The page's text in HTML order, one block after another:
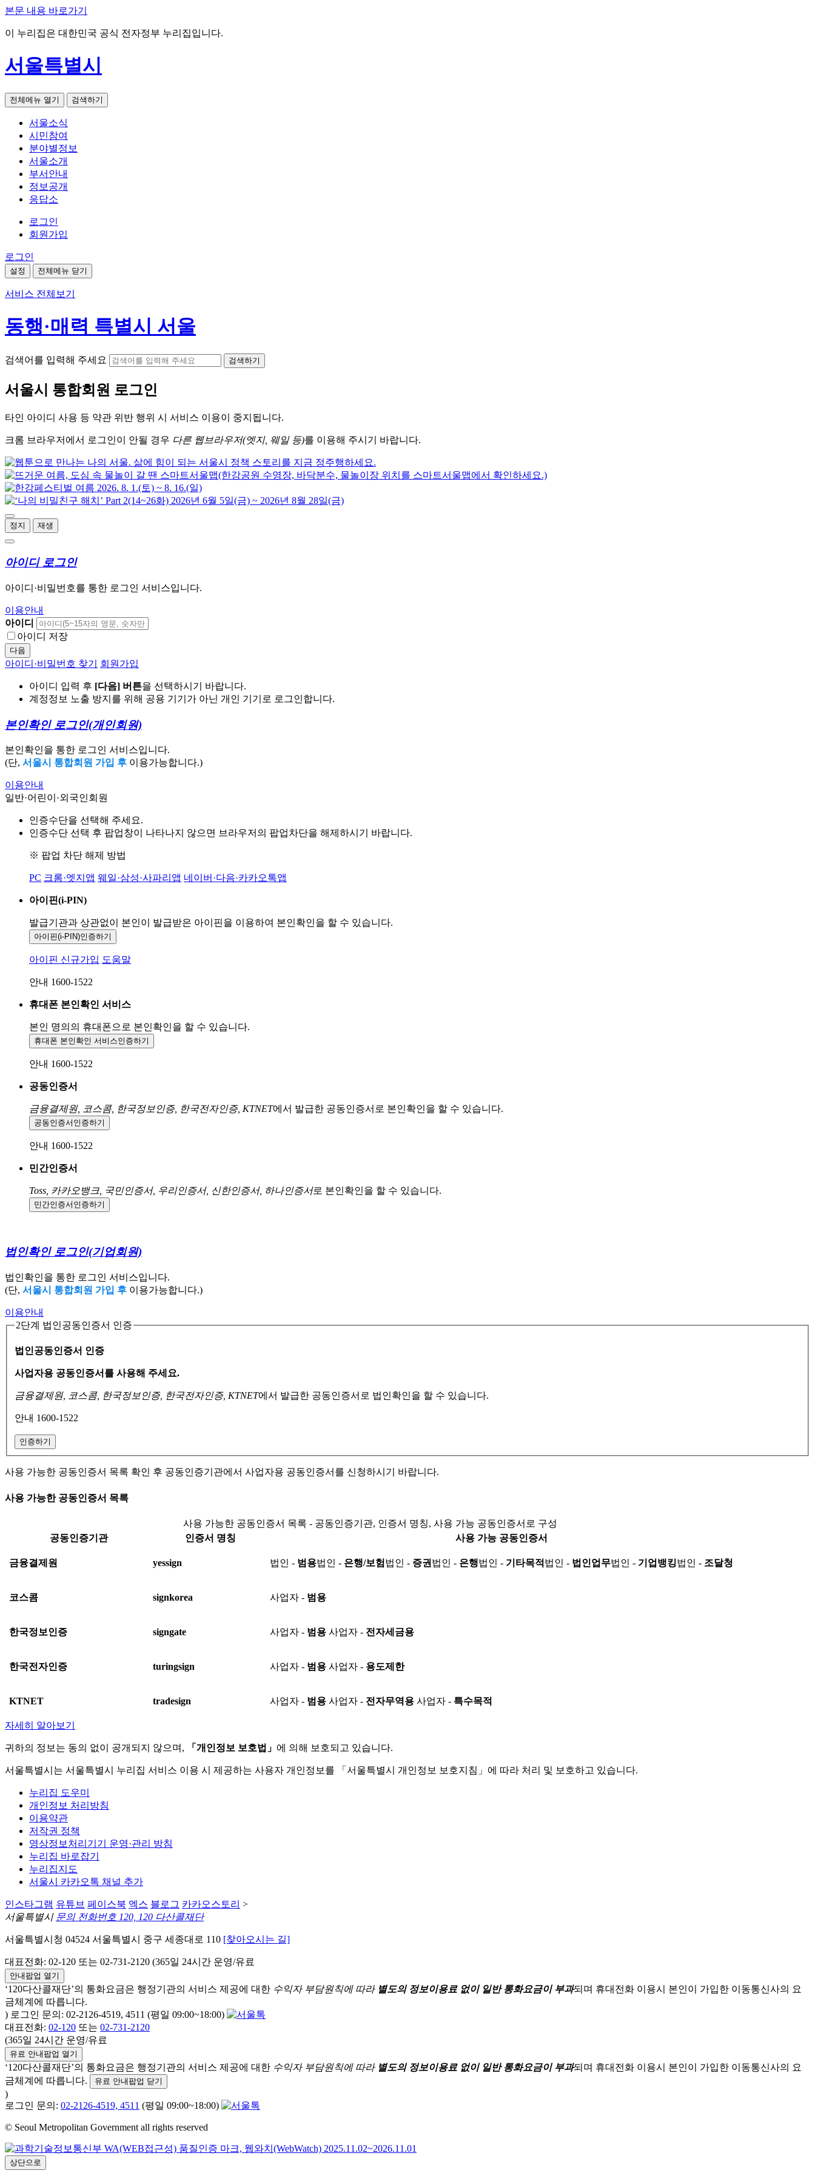
본문 내용 바로가기
이 누리집은 대한민국 공식 전자정부 누리집입니다.
서울특별시
전체메뉴 열기 검색하기
서울소식
시민참여
분야별정보
서울소개
부서안내
정보공개
응답소
로그인
회원가입
로그인
설정 전체메뉴 닫기
서비스 전체보기
동행·매력 특별시 서울
검색어를 입력해 주세요 검색하기
서울시 통합회원 로그인
타인 아이디 사용 등 약관 위반 행위 시 서비스 이용이 중지됩니다.
크롬 브라우저에서 로그인이 안될 경우 다른 웹브라우저(엣지, 웨일 등)를 이용해 주시기 바랍니다.
정지 재생
아이디 로그인
아이디·비밀번호를 통한 로그인 서비스입니다.
이용안내
아이디
아이디 저장
다음
아이디·비밀번호 찾기 회원가입
아이디 입력 후 [다음] 버튼을 선택하시기 바랍니다.
계정정보 노출 방지를 위해 공용 기기가 아닌 개인 기기로 로그인합니다.
본인확인 로그인(개인회원)
본인확인을 통한 로그인 서비스입니다.
(단, 서울시 통합회원 가입 후 이용가능합니다.)
이용안내
일반·어린이·외국인회원
인증수단을 선택해 주세요.
인증수단 선택 후 팝업창이 나타나지 않으면 브라우저의 팝업차단을 해제하시기 바랍니다.
※ 팝업 차단 해제 방법
PC 크롬·엣지앱 웨일·삼성·사파리앱 네이버·다음·카카오톡앱
아이핀(i-PIN)
발급기관과 상관없이 본인이 발급받은 아이핀을 이용하여 본인확인을 할 수 있습니다.
아이핀(i-PIN)인증하기
아이핀 신규가입 도움말
안내 1600-1522
휴대폰 본인확인 서비스
본인 명의의 휴대폰으로 본인확인을 할 수 있습니다.
휴대폰 본인확인 서비스인증하기
안내 1600-1522
공동인증서
금융결제원, 코스콤, 한국정보인증, 한국전자인증, KTNET에서 발급한 공동인증서로 본인확인을 할 수 있습니다.
공동인증서 인증하기
안내 1600-1522
민간인증서
Toss, 카카오뱅크, 국민인증서, 우리인증서, 신한인증서, 하나인증서로 본인확인을 할 수 있습니다.
민간인증서 인증하기
법인확인 로그인(기업회원)
법인확인을 통한 로그인 서비스입니다.
(단, 서울시 통합회원 가입 후 이용가능합니다.)
이용안내
2단계 법인공동인증서 인증
법인공동인증서 인증
사업자용 공동인증서를 사용해 주세요.
금융결제원, 코스콤, 한국정보인증, 한국전자인증, KTNET에서 발급한 공동인증서로 법인확인을 할 수 있습니다.
안내 1600-1522
인증하기
사용 가능한 공동인증서 목록 확인 후 공동인증기관에서 사업자용 공동인증서를 신청하시기 바랍니다.
사용 가능한 공동인증서 목록
사용 가능한 공동인증서 목록 - 공동인증기관, 인증서 명칭, 사용 가능 공동인증서로 구성
공동인증기관
인증서 명칭 사용 가능 공동인증서
금융결제원 yessign 법인 - 범용법인 - 은행/보험 법인 - 증권 법인 - 은행법인 - 기타목적 법인 - 법인업무법인 - 기업뱅킹법인 - 조달청
코스콤 signkorea 사업자 - 범용
한국정보인증 signgate 사업자 - 범용 사업자 - 전자세금용
한국전자인증 turingsign 사업자 - 범용 사업자 - 용도제한
KTNET tradesign 사업자 - 범용 사업자 - 전자무역용 사업자 - 특수목적
자세히 알아보기
귀하의 정보는 동의 없이 공개되지 않으며, 「개인정보 보호법」 에 의해 보호되고 있습니다.
서울특별시는 서울특별시 누리집 서비스 이용 시 제공하는 사용자 개인정보를 「서울특별시 개인정보 보호지침」에 따라 처리 및 보호하고 있습니다.
누리집 도우미
개인정보 처리방침
이용약관
저작권 정책
영상정보처리기기 운영·관리 방침
누리집 바로잡기
누리집지도
서울시 카카오톡 채널 추가
인스타그램 유튜브 페이스북 엑스 블로그 카카오스토리 >
서울특별시 문의 전화번호 120, 120 다산콜재단
서울특별시청 04524 서울특별시 중구 세종대로 110 [찾아오시는 길]
대표전화: 02-120 또는 02-731-2120 (365일 24시간 운영/유료
안내팝업 열기
‘120다산콜재단’의 통화요금은 행정기관의 서비스 제공에 대한 수익자 부담원칙에 따라 별도의 정보이용료 없이 일반 통화요금이 부과되며 휴대전화 이용시 본인이 가입한 이동통신사의 요
금체계에 따릅니다.
) 로그인 문의: 02-2126-4519, 4511 (평일 09:00~18:00)
대표전화: 02-120 또는 02-731-2120
(365일 24시간 운영/유료
유료 안내팝업 열기
‘120다산콜재단’의 통화요금은 행정기관의 서비스 제공에 대한 수익자 부담원칙에 따라 별도의 정보이용료 없이 일반 통화요금이 부과되며 휴대전화 이용시 본인이 가입한 이동통신사의 요
금체계에 따릅니다.
유료 안내팝업 닫기
)
로그인 문의: 02-2126-4519, 4511 (평일 09:00~18:00)
© Seoul Metropolitan Government all rights reserved
상단으로